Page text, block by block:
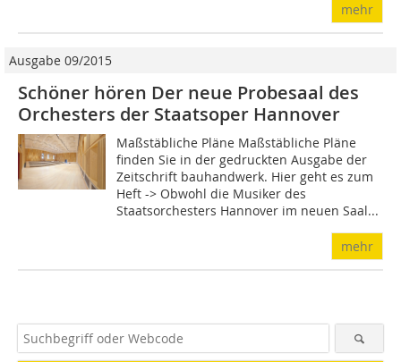
mehr
Ausgabe 09/2015
Schöner hören Der neue Probesaal des
Orchesters der Staatsoper Hannover
Maßstäbliche Pläne Maßstäbliche Pläne
finden Sie in der gedruckten Ausgabe der
Zeitschrift bauhandwerk. Hier geht es zum
Heft -> Obwohl die Musiker des
Staatsorchesters Hannover im neuen Saal...
mehr